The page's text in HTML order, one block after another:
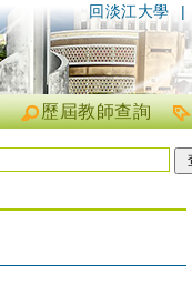
|
回淡江大學
歷屆教師查詢